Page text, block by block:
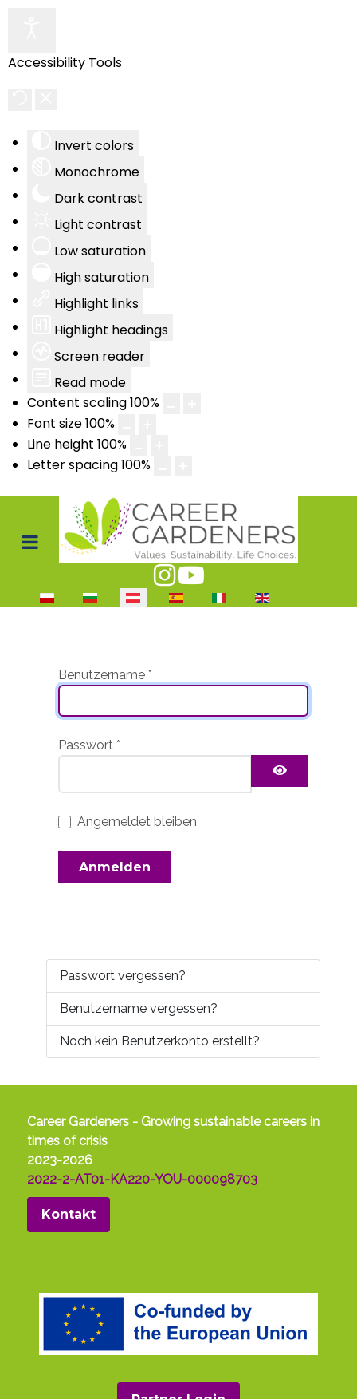
Accessibility Tools
Invert colors
Monochrome
Dark contrast
Light contrast
Low saturation
High saturation
Highlight links
Highlight headings
Screen reader
Read mode
Content scaling100%
Font size100%
Line height 100%
Letter spacing100%
Sprache auswählen
Benutzername *
Passwort *
Angemeldet bleiben
Anmelden
Passwort vergessen?
Benutzername vergessen?
Noch kein Benutzerkonto erstellt?
Career Gardeners - Growing sustainable careers in
times of crisis
2023-2026
2022-2-AT01-KA220-YOU-000098703
Kontakt